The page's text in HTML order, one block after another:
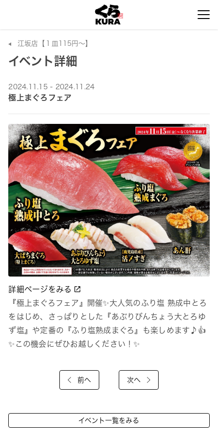
江坂店【１皿115円～】
イベント詳細
2024.11.15 - 2024.11.24
極上まぐろフェア
詳細ページをみる
『極上まぐろフェア』開催✨大人気のふり塩 熟成中とろ
をはじめ、さっぱりとした『あぶりびんちょう大とろゆ
ず塩』や定番の『ふり塩熟成まぐろ』も楽しめます♪👍
✨この機会にぜひお越しください！✨
前へ 次へ
イベント一覧をみる